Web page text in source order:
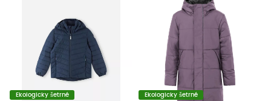
Ekologicky šetrné Ekologicky šetrné